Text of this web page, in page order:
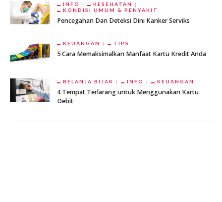
INFO
KESEHATAN
KONDISI UMUM & PENYAKIT
Pencegahan Dan Deteksi Dini Kanker Serviks
KEUANGAN TIPS
5 Cara Memaksimalkan Manfaat Kartu Kredit Anda
BELANJA BIJAK INFO KEUANGAN
4 Tempat Terlarang untuk Menggunakan Kartu
Debit